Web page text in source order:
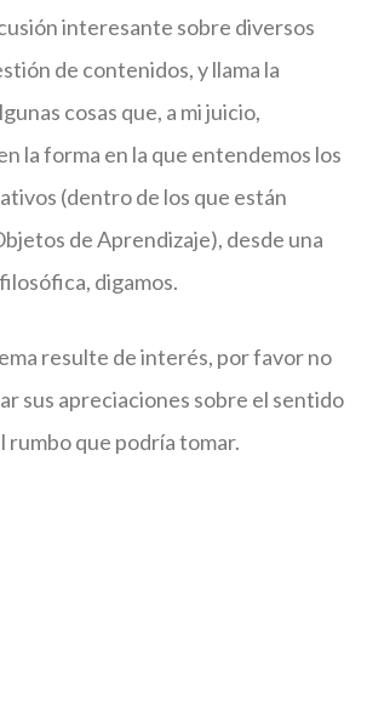
interesante sobre diversos
de contenidos, y llama la
cosas que, a mi juicio,
la forma en la que entendemos los
(dentro de los que están
de Aprendizaje), desde una
digamos.
resulte de interés, por favor no
sus apreciaciones sobre el sentido
rumbo que podría tomar.